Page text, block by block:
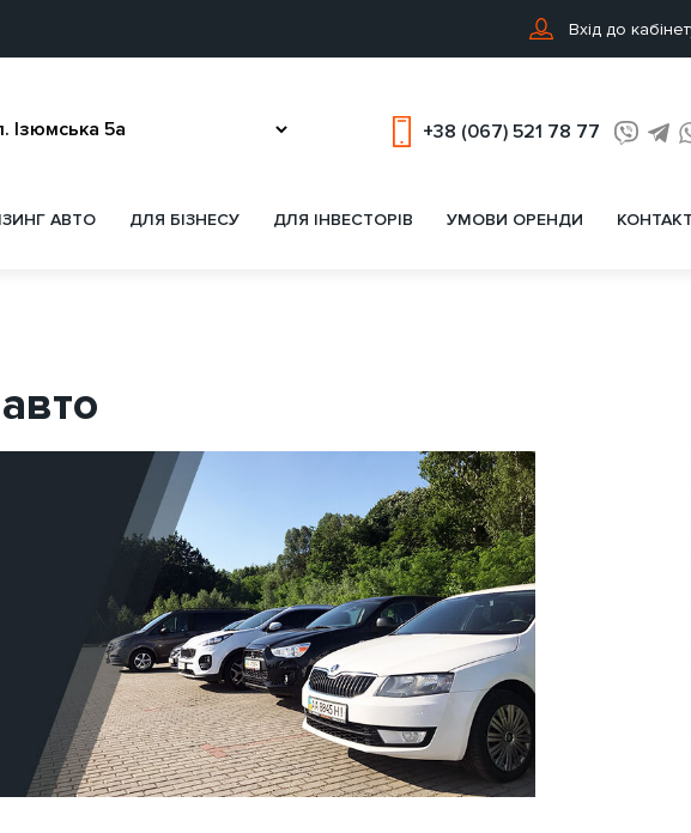
Вхід до
+38 (067) 521 78 77
АВТО ДЛЯ БІЗНЕСУ ДЛЯ ІНВЕСТОРІВ УМОВИ ОРЕНДИ